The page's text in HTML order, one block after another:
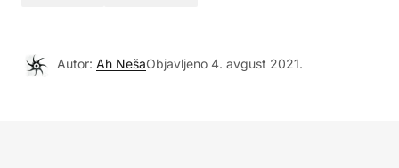
Autor: Ah NešaObjavljeno 4. avgust 2021.